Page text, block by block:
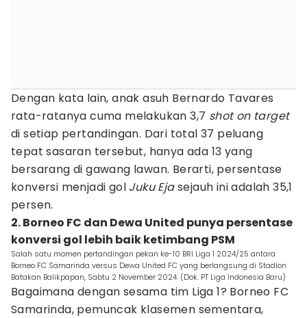
Dengan kata lain, anak asuh Bernardo Tavares
rata-ratanya cuma melakukan 3,7 shot on target
di setiap pertandingan. Dari total 37 peluang
tepat sasaran tersebut, hanya ada 13 yang
bersarang di gawang lawan. Berarti, persentase
konversi menjadi gol Juku Ejasejauh ini adalah 35,1
persen.
2. Borneo FC dan Dewa United punya persentase
konversi gol lebih baik ketimbang PSM
Salah satu momen pertandingan pekan ke-10 BRI Liga 1 2024/25 antara
Borneo FC Samarinda versus Dewa United FC yang berlangsung di Stadion
Batakan Balikpapan, Sabtu 2 November 2024. (Dok. PT Liga Indonesia Baru)
Bagaimana dengan sesama tim Liga 1? Borneo FC
Samarinda, pemuncak klasemen sementara,